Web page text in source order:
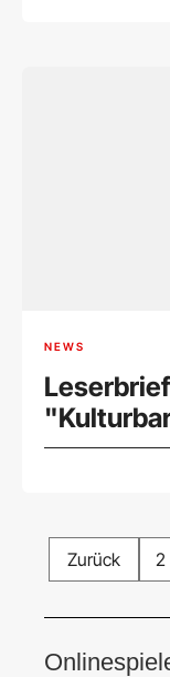
NEWS
Zurück 2